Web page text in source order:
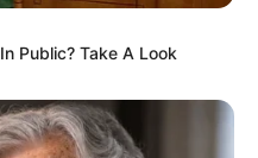
Public? Take A Look